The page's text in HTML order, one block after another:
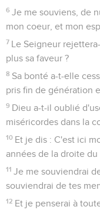
6 Je me souviens, de
mon coeur, et mon
7 Le Seigneur
plus sa faveur ?
8 Sa bonté a-t-elle
pris fin de génération
9 Dieu a-t-il oublié
miséricordes dans la
10 Et je dis : C'est ici
années de la droite du
11 Je me souviendrai
souviendrai de tes
12 Et je penserai à